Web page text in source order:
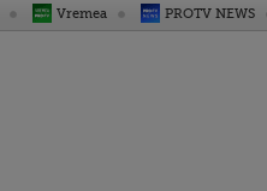
Vremea PROTV NEWS